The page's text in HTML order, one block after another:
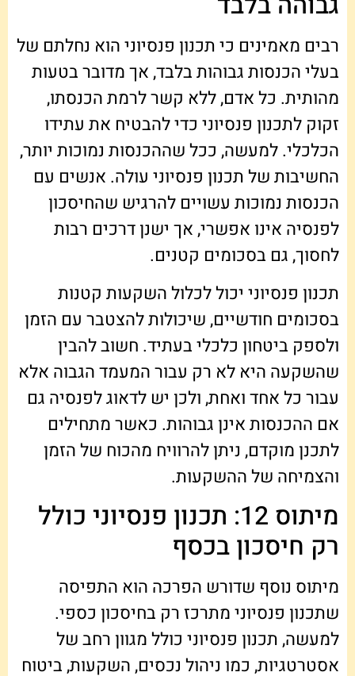
רבים מאמינים כי תכנון פנסיוני הוא נחלתם של
בעלי הכנסות גבוהות בלבד, אך מדובר בטעות
מהותית. כל אדם, ללא קשר לרמת הכנסתו,
זקוק לתכנון פנסיוני כדי להבטיח את עתידו
הכלכלי. למעשה, ככל שההכנסות נמוכות יותר,
החשיבות של תכנון פנסיוני עולה. אנשים עם
הכנסות נמוכות עשויים להרגיש שהחיסכון
לפנסיה אינו אפשרי, אך ישנן דרכים רבות
לחסוך, גם בסכומים קטנים.
תכנון פנסיוני יכול לכלול השקעות קטנות
בסכומים חודשיים, שיכולות להצטבר עם הזמן
ולספק ביטחון כלכלי בעתיד. חשוב להבין
שהשקעה היא לא רק עבור המעמד הגבוה אלא
עבור כל אחד ואחת, ולכן יש לדאוג לפנסיה גם
אם ההכנסות אינן גבוהות. כאשר מתחילים
לתכנן מוקדם, ניתן להרוויח מהכוח של הזמן
והצמיחה של ההשקעות.
מיתוס 12: תכנון פנסיוני כולל
רק חיסכון בכסף
מיתוס נוסף שדורש הפרכה הוא התפיסה
שתכנון פנסיוני מתרכז רק בחיסכון כספי.
למעשה, תכנון פנסיוני כולל מגוון רחב של
אסטרטגיות, כמו ניהול נכסים, השקעות, ביטוח